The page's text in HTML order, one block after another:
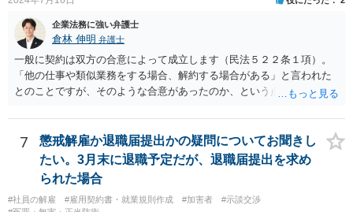
企業法務に強い弁護士
倉林 伸明 弁護士
一般に契約は双方の合意によって成立します（民法５２２条１項）。
「他の仕事や類似業務をする場合、解約する場合がある」と言われた
とのことですが、そのような合意があったのか、という点を最初に確
ったのではないでしょうか。 また、フリーランスの方との取引で、
「紙の書面で契約締結を行っているのは全体の4割弱にとどまってい
る」との報告もあります（「フリーランス白書２０２０」）。「トラ
ブルが発生している取引の45.5%が口頭による契約締結であり、口約
束の横行がトラブルを生じやすくしている」とも。（同） 詳しくお話
を伺う必要がありますが、”言われた”ということで、もしかしたら書面
7
懲戒解雇か退職届提出かの疑問についてお聞きし
たい。3月末に退職予定だが、退職届提出を求め
られた場合
#社員の解雇 #雇用契約書・就業規則作成 #加害者
#示談交渉